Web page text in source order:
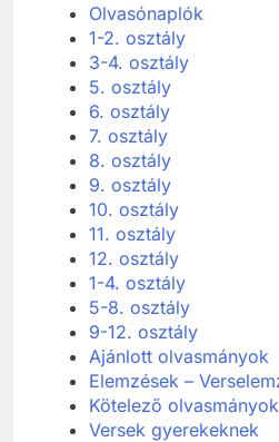
Olvasónaplók
1-2. osztály
3-4. osztály
5. osztály
6. osztály
7. osztály
8. osztály
9. osztály
10. osztály
11. osztály
12. osztály
1-4. osztály
5-8. osztály
9-12. osztály
Ajánlott olvasmányok
Elemzések –
Kötelező
Versek gyerekeknek